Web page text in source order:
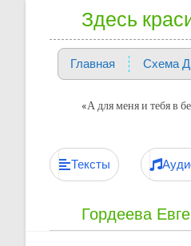
Здесь
Главная Схема
«А для меня и тебя в
Тексты
Гордеева